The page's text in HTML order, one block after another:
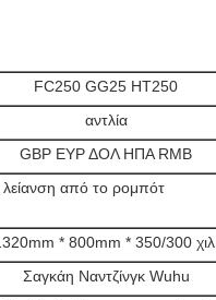
FC250 GG25 HT250
αντλία
GBP ΕΥΡ ΔΟΛ ΗΠΑ RMB
λείανση από το ρομπότ
* 800mm * 350/300 χιλ.
Σαγκάη Ναντζίνγκ Wuhu